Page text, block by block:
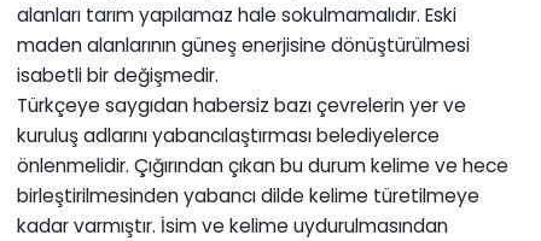
alanları tarım yapılamaz hale sokulmamalıdır. Eski
maden alanlarının güneş enerjisine dönüştürülmesi
isabetli bir değişmedir.
Türkçeye saygıdan habersiz bazı çevrelerin yer ve
kuruluş adlarını yabancılaştırması belediyelerce
önlenmelidir. Çığırından çıkan bu durum kelime ve hece
birleştirilmesinden yabancı dilde kelime türetilmeye
kadar varmıştır. İsim ve kelime uydurulmasından